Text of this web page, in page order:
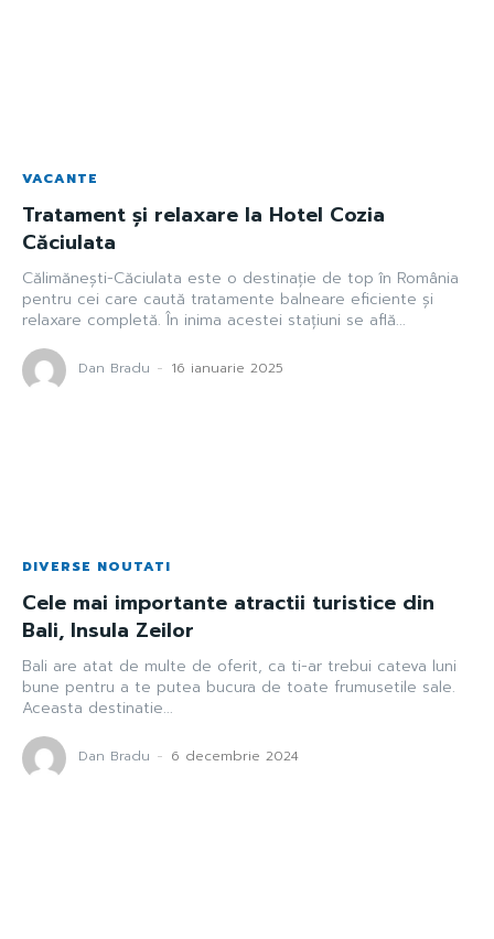
VACANTE
Tratament și relaxare la Hotel Cozia
Căciulata
Călimănești-Căciulata este o destinație de top în România
pentru cei care caută tratamente balneare eficiente și
relaxare completă. În inima acestei stațiuni se află...
Dan Bradu - 16 ianuarie 2025
DIVERSE NOUTATI
Cele mai importante atractii turistice din
Bali, Insula Zeilor
Bali are atat de multe de oferit, ca ti-ar trebui cateva luni
bune pentru a te putea bucura de toate frumusetile sale.
Aceasta destinatie...
Dan Bradu - 6 decembrie 2024